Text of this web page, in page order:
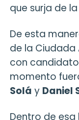
que surja de
De esta
de la Ciudada
con
momento
Solá y Daniel
Dentro de